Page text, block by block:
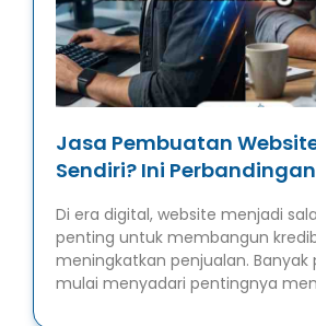
Jasa Pembuatan
Sendiri? Ini
Di era digital, website menjadi
penting untuk membangun
meningkatkan penjualan. Banyak
mulai menyadari pentingnya